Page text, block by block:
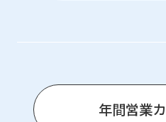
年間営業